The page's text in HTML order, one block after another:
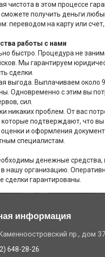
чистота в этом процессе
получить деньги
переводом на карту или счет,
работы с нами
быстро. Процедура не
Мы гарантируем
сделки.
выгода. Выплачиваем около
Одновременно с этим вы
сил.
никаких проблем. От вас
подтверждают, что вы
и оформления
специалистам.
денежные средства,
в нашу организацию.
сделки гарантированы.
информация
пр., дом
648-28-26